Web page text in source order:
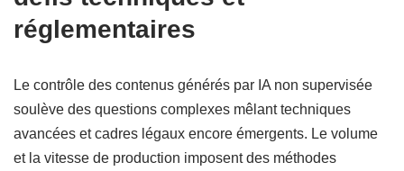
réglementaires
Le contrôle des contenus générés par IA non supervisée
soulève des questions complexes mêlant techniques
avancées et cadres légaux encore émergents. Le volume
et la vitesse de production imposent des méthodes